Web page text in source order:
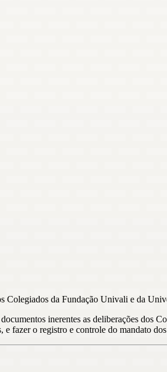
Colegiados da Fundação Univali e da
inerentes as deliberações dos
e fazer o registro e controle do mandato